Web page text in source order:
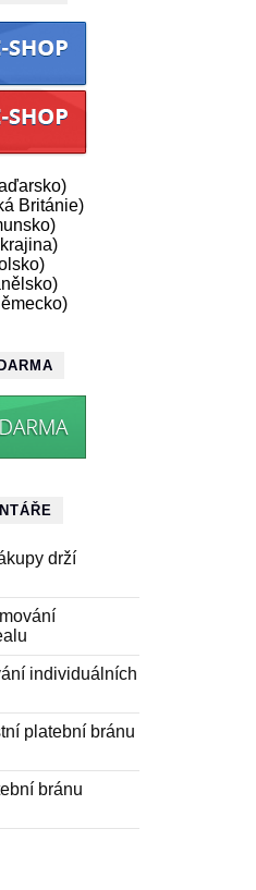
Británie)
drží
individuálních
platební bránu
bránu